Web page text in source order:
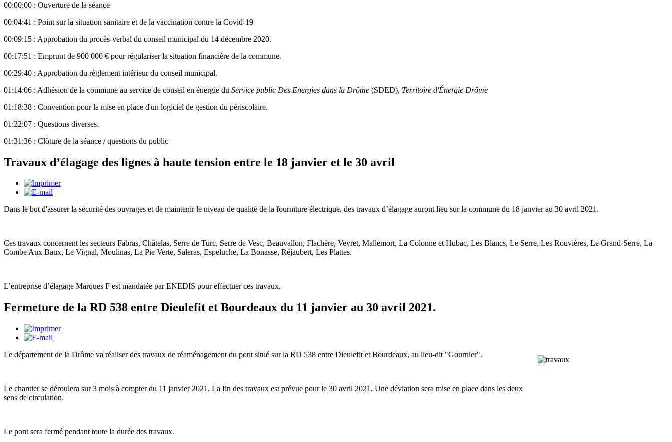
00:00:00 : Ouverture de la séance
00:04:41 : Point sur la situation sanitaire et de la vaccination contre la Covid-19
00:09:15 : Approbation du procès-verbal du conseil municipal du 14 décembre 2020.
00:17:51 : Emprunt de 900 000 € pour régulariser la situation financière de la commune.
00:29:40 : Approbation du règlement intérieur du conseil municipal.
01:14:06 : Adhésion de la commune au service de conseil en énergie du Service public Des Energies dans la Drôme (SDED), Territoire d'Énergie Drôme
01:18:38 : Convention pour la mise en place d'un logiciel de gestion du périscolaire.
01:22:07 : Questions diverses.
01:31:36 : Clôture de la séance / questions du public
Travaux d’élagage des lignes à haute tension entre le 18 janvier et le 30 avril
Dans le but d'assurer la sécurité des ouvrages et de maintenir le niveau de qualité de la fourniture électrique, des travaux d’élagage auront lieu sur la commune du 18 janvier au 30 avril 2021.
Ces travaux concernent les secteurs Fabras, Châtelas, Serre de Turc, Serre de Vesc, Beauvallon, Flachère, Veyret, Mallemort, La Colonne et Hubac, Les Blancs, Le Serre, Les Rouvières, Le Grand-Serre, La
Combe Aux Baux, Le Vignal, Moulinas, La Pie Verte, Saleras, Espeluche, La Bonasse, Réjaubert, Les Plattes.
L’entreprise d’élagage Marques F est mandatée par ENEDIS pour effectuer ces travaux.
Fermeture de la RD 538 entre Dieulefit et Bourdeaux du 11 janvier au 30 avril 2021.
Le département de la Drôme va réaliser des travaux de réaménagement du pont situé sur la RD 538 entre Dieulefit et Bourdeaux, au lieu-dit "Gournier".
Le chantier se déroulera sur 3 mois à compter du 11 janvier 2021. La fin des travaux est prévue pour le 30 avril 2021. Une déviation sera mise en place dans les deux
sens de circulation.
Le pont sera fermé pendant toute la durée des travaux.